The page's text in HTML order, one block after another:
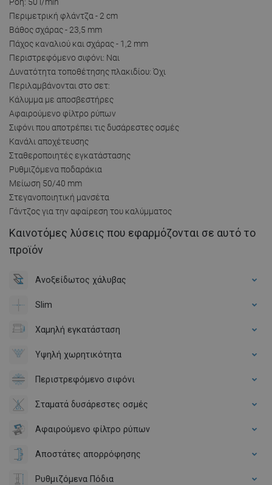
Περιμετρική φλάντζα - 2 cm
Βάθος σχάρας - 23,5 mm
Πάχος καναλιού και σχάρας - 1,2 mm
Περιστρεφόμενο σιφόνι: Ναι
Δυνατότητα τοποθέτησης πλακιδίου: Όχι
Περιλαμβάνονται στο σετ:
Κάλυμμα με αποσβεστήρες
Αφαιρούμενο φίλτρο ρύπων
Σιφόνι που αποτρέπει τις δυσάρεστες οσμές
Κανάλι αποχέτευσης
Σταθεροποιητές εγκατάστασης
Ρυθμιζόμενα ποδαράκια
Μείωση 50/40 mm
Στεγανοποιητική μανσέτα
Γάντζος για την αφαίρεση του καλύμματος
Καινοτόμες λύσεις που εφαρμόζονται σε αυτό το
προϊόν
Ανοξείδωτος χάλυβας
Slim
Χαμηλή εγκατάσταση
Υψηλή χωρητικότητα
Περιστρεφόμενο σιφόνι
Σταματά δυσάρεστες οσμές
Αφαιρούμενο φίλτρο ρύπων
Αποστάτες απορρόφησης
Ρυθμιζόμενα Πόδια